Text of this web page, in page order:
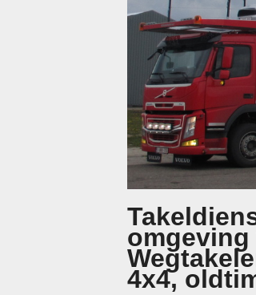
omgeving
4x4,